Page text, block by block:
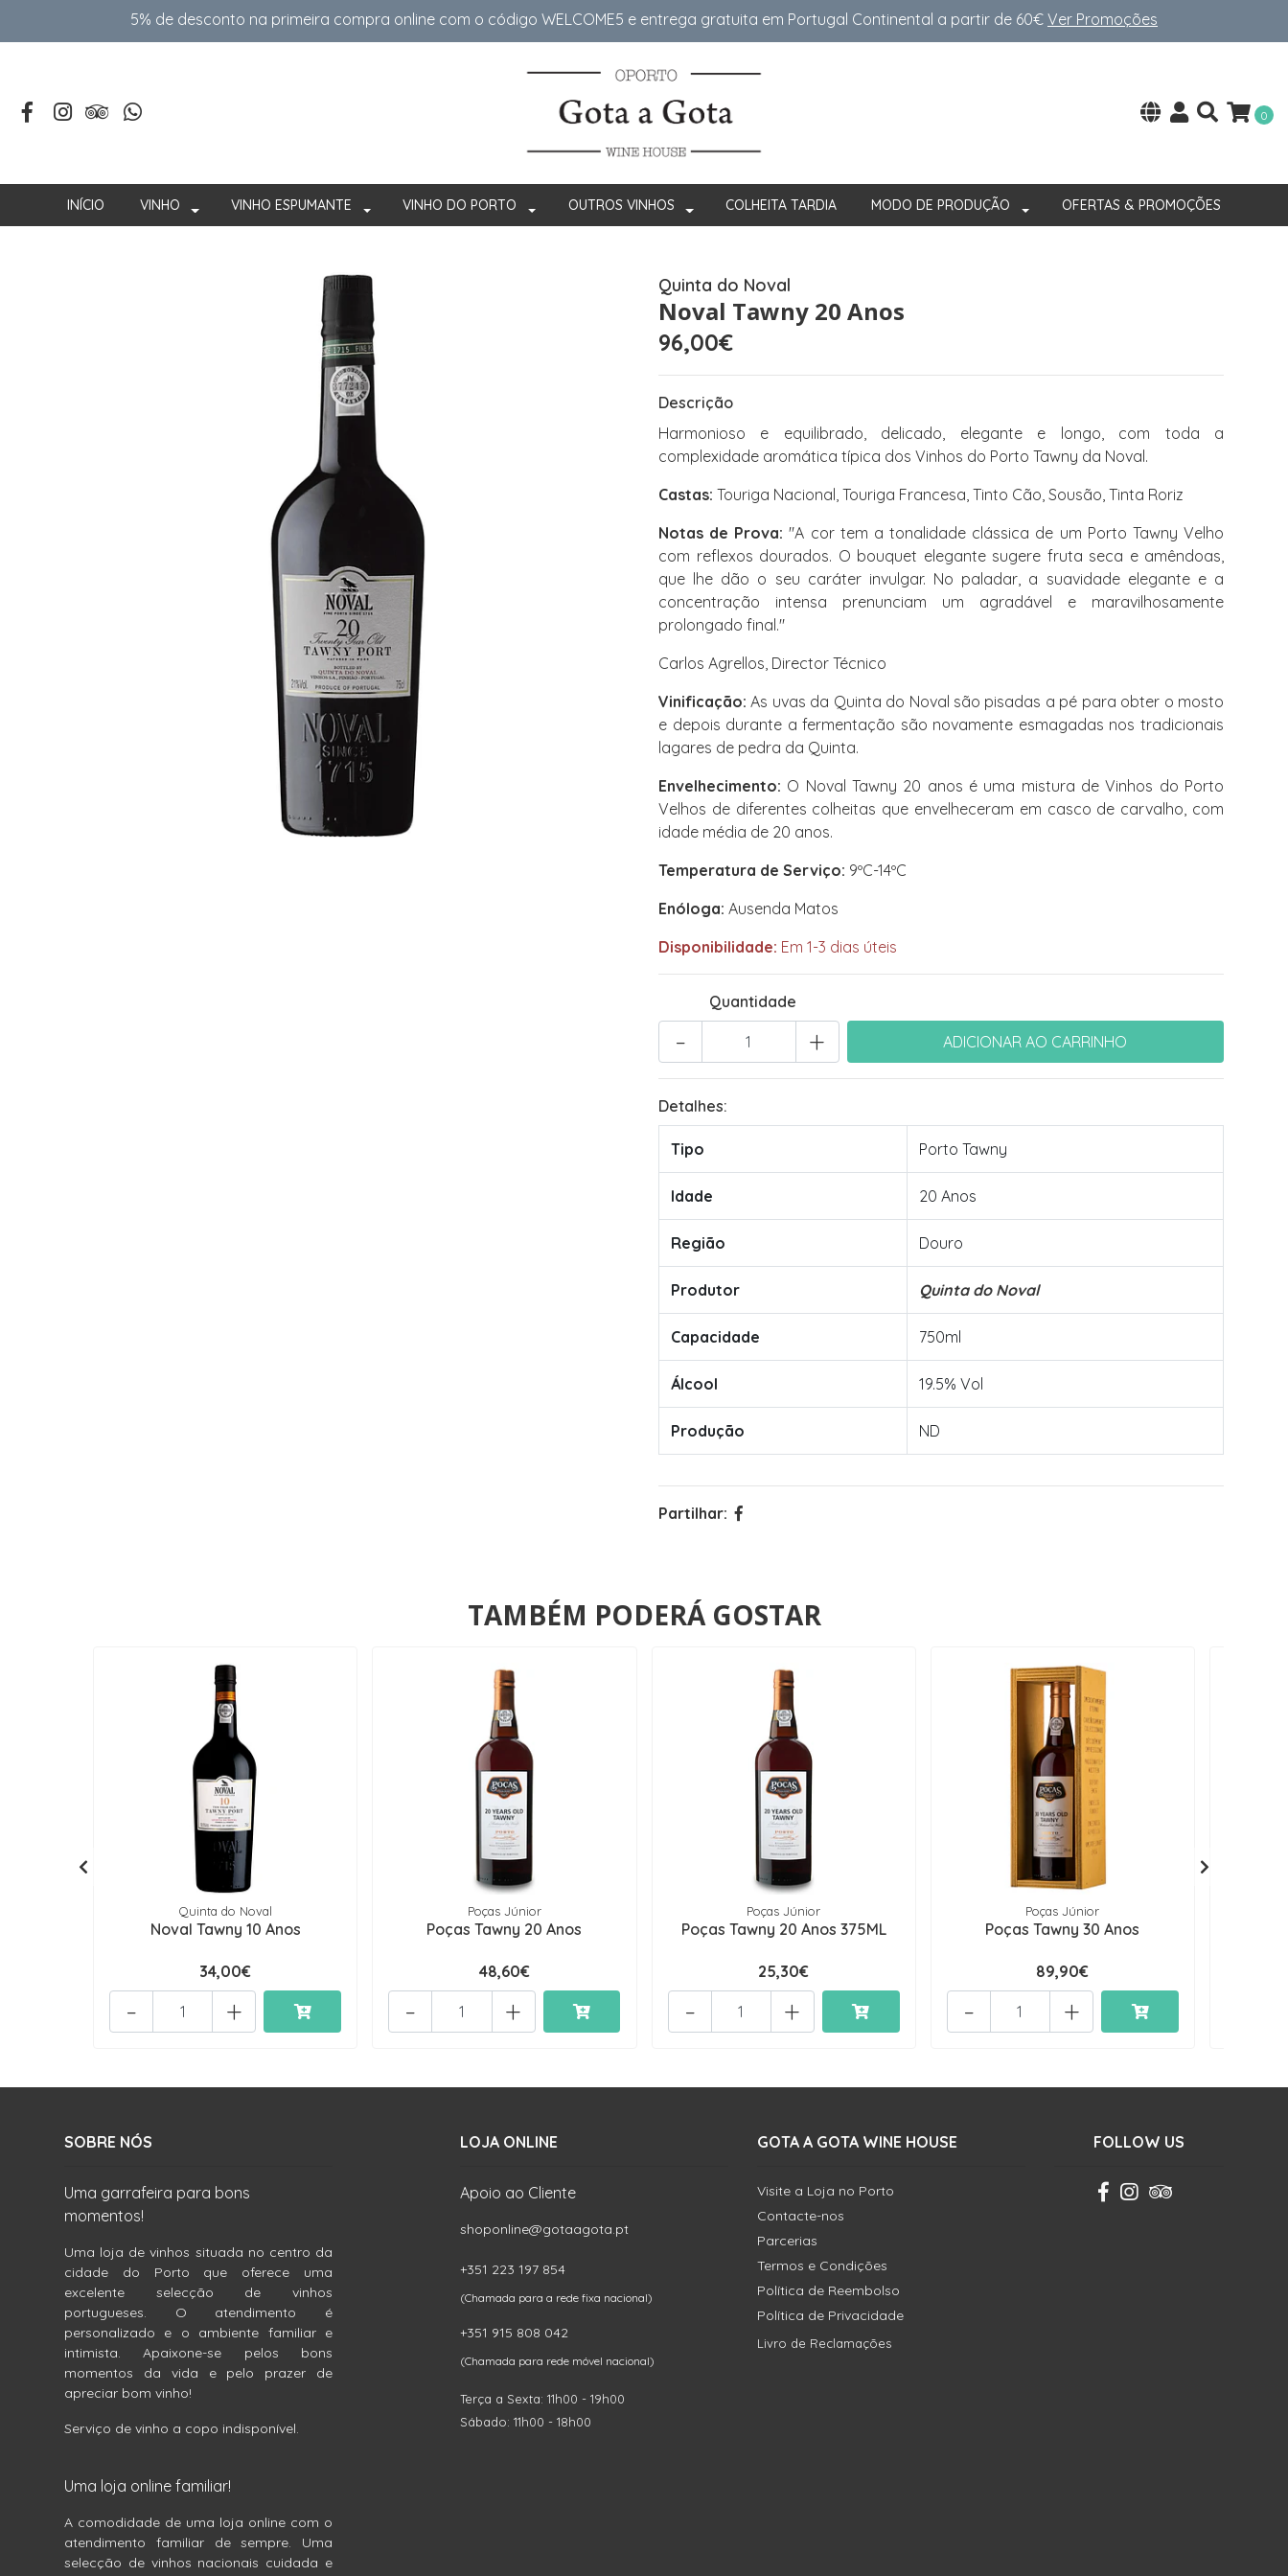
5% de desconto na primeira compra online com o código WELCOME5 e entrega gratuita em Portugal Continental a partir de 60€ Ver Promoções
0
INÍCIO VINHO VINHO ESPUMANTE VINHO DO PORTO OUTROS VINHOS COLHEITA TARDIA MODO DE PRODUÇÃO OFERTAS & PROMOÇÕES
Quinta do Noval
Noval Tawny 20 Anos
96,00€
Descrição
Harmonioso e equilibrado, delicado, elegante e longo, com toda a
complexidade aromática típica dos Vinhos do Porto Tawny da Noval.
Castas: Touriga Nacional, Touriga Francesa, Tinto Cão, Sousão, Tinta Roriz
Notas de Prova: "A cor tem a tonalidade clássica de um Porto Tawny Velho
com reflexos dourados. O bouquet elegante sugere fruta seca e amêndoas,
que lhe dão o seu caráter invulgar. No paladar, a suavidade elegante e a
concentração intensa prenunciam um agradável e maravilhosamente
prolongado final."
Carlos Agrellos, Director Técnico
Vinificação: As uvas da Quinta do Noval são pisadas a pé para obter o mosto
e depois durante a fermentação são novamente esmagadas nos tradicionais
lagares de pedra da Quinta.
Envelhecimento: O Noval Tawny 20 anos é uma mistura de Vinhos do Porto
Velhos de diferentes colheitas que envelheceram em casco de carvalho, com
idade média de 20 anos.
Temperatura de Serviço: 9ºC-14ºC
Enóloga: Ausenda Matos
Disponibilidade: Em 1-3 dias úteis
Quantidade
+
-
Detalhes:
Tipo Porto Tawny
Idade 20 Anos
Região Douro
Produtor Quinta do Noval
Capacidade 750ml
Álcool 19.5% Vol
Produção ND
Partilhar:
TAMBÉM PODERÁ GOSTAR
Quinta do Noval
Noval Tawny 10 Anos
34,00€
+
-
Poças Júnior
Poças Tawny 20 Anos
48,60€
+
-
Poças Júnior
Poças Tawny 20 Anos 375ML
25,30€
+
-
Poças Júnior
Poças Tawny 30 Anos
89,90€
+
-
SOBRE NÓS
Uma garrafeira para bons
momentos!
Uma loja de vinhos situada no centro da
cidade do Porto que oferece uma
excelente selecção de vinhos
portugueses. O atendimento é
personalizado e o ambiente familiar e
intimista. Apaixone-se pelos bons
momentos da vida e pelo prazer de
apreciar bom vinho!
Serviço de vinho a copo indisponível.
Uma loja online familiar!
A comodidade de uma loja online com o
atendimento familiar de sempre. Uma
selecção de vinhos nacionais cuidada e
LOJA ONLINE
Apoio ao Cliente
shoponline@gotaagota.pt
+351 223 197 854
(Chamada para a rede fixa nacional)
+351 915 808 042
(Chamada para rede móvel nacional)
Terça a Sexta: 11h00 - 19h00
Sábado: 11h00 - 18h00
GOTA A GOTA WINE HOUSE
Visite a Loja no Porto
Contacte-nos
Parcerias
Termos e Condições
Política de Reembolso
Política de Privacidade
Livro de Reclamações
FOLLOW US